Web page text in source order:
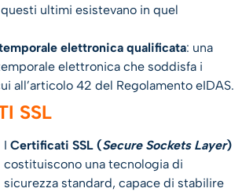
ultimi esistevano in quel
elettronica qualificata: una
elettronica che soddisfa i
all’articolo 42 del Regolamento eIDAS.
SSL
I Certificati SSL (Secure Sockets Layer)
costituiscono una tecnologia di
sicurezza standard, capace di stabilire